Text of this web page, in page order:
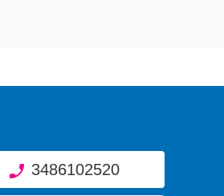
3486102520